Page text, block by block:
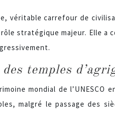
véritable carrefour de
stratégique majeur. Elle a
temples
mondial de l’UNESCO
malgré le passage des